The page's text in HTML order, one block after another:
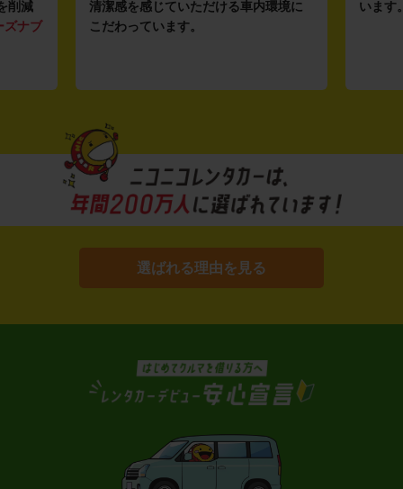
削減
ズナブ
清潔感を感じていただける車内環境に
こだわっています。
います
選ばれる理由を見る